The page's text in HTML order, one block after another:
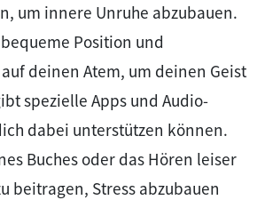
um innere Unruhe abzubauen.
Position und
deinen Atem, um deinen Geist
spezielle Apps und Audio-
dabei unterstützen können.
Buches oder das Hören leiser
beitragen, Stress abzubauen